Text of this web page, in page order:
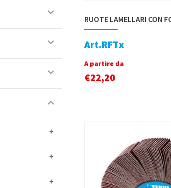
RUOTE LAMELLARI CON
Art.RFTx
A partire da
€22,20